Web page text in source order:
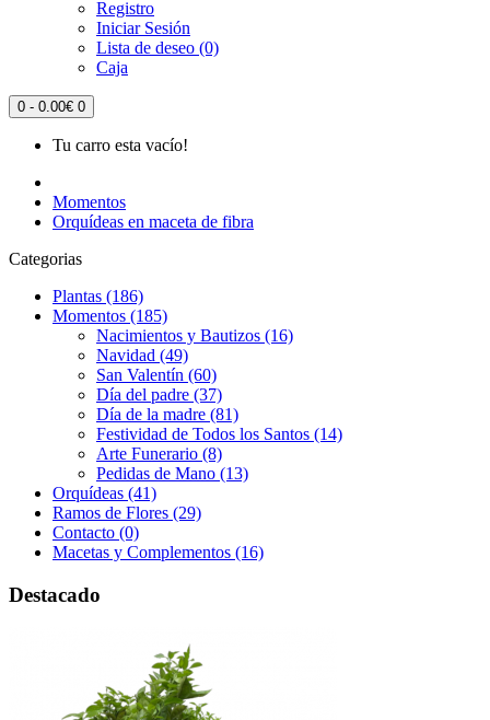
Registro
Iniciar Sesión
Lista de deseo (0)
Caja
0 - 0.00€ 0
Tu carro esta vacío!
Momentos
Orquídeas en maceta de fibra
Categorias
Plantas (186)
Momentos (185)
Nacimientos y Bautizos (16)
Navidad (49)
San Valentín (60)
Día del padre (37)
Día de la madre (81)
Festividad de Todos los Santos (14)
Arte Funerario (8)
Pedidas de Mano (13)
Orquídeas (41)
Ramos de Flores (29)
Contacto (0)
Macetas y Complementos (16)
Destacado